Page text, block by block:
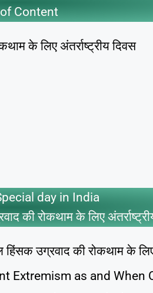
Content
के लिए अंतर्राष्ट्रीय दिवस
day in India
की रोकथाम के लिए
उग्रवाद की रोकथाम के लिए
Extremism as and When